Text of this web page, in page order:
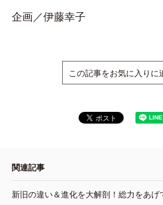
企画／伊藤幸子
この記事をお気に入りに
関連記事
新旧の違い＆進化を大解剖！総力をあ